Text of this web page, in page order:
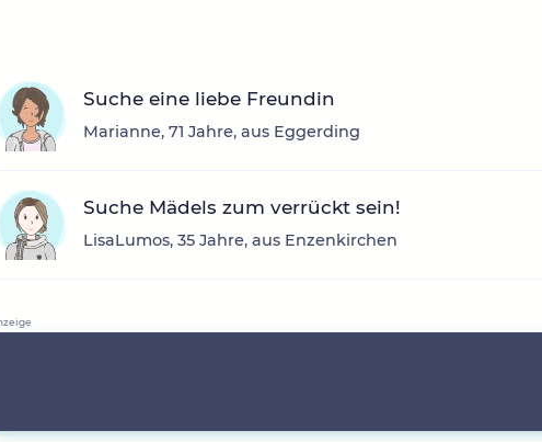
Suche eine liebe Freundin
Marianne, 71 Jahre, aus Eggerding
Suche Mädels zum verrückt sein!
LisaLumos, 35 Jahre, aus Enzenkirchen